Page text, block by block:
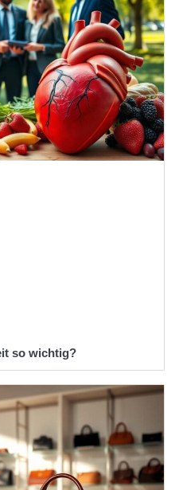
so wichtig?